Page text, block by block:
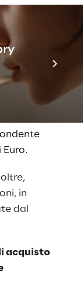
12,9%
a 211,1
in
dal
acquisto